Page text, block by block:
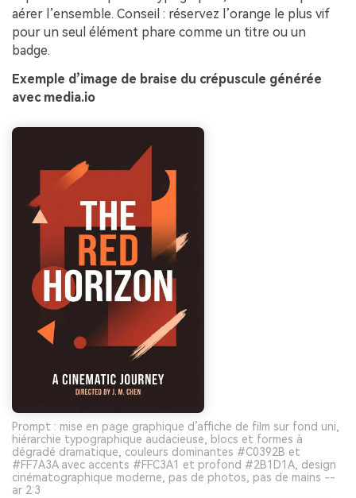
aérer l’ensemble. Conseil : réservez l’orange le plus vif
pour un seul élément phare comme un titre ou un
badge.
Exemple d’image de braise du crépuscule générée
avec media.io
Prompt : mise en page graphique d’affiche de film sur fond uni,
hiérarchie typographique audacieuse, blocs et formes à
dégradé dramatique, couleurs dominantes #C0392B et
#FF7A3A avec accents #FFC3A1 et profond #2B1D1A, design
cinématographique moderne, pas de photos, pas de mains --
ar 2:3